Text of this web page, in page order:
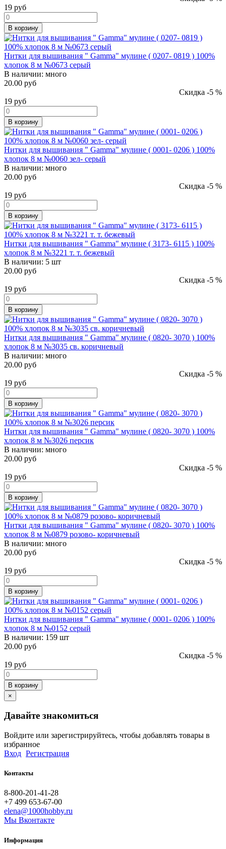
19 руб
В корзину
Нитки для вышивания " Gamma" мулине ( 0207- 0819 ) 100%
хлопок 8 м №0673 серый
В наличии: много
20.00 руб
Скидка -5 %
19 руб
В корзину
Нитки для вышивания " Gamma" мулине ( 0001- 0206 ) 100%
хлопок 8 м №0060 зел- серый
В наличии: много
20.00 руб
Скидка -5 %
19 руб
В корзину
Нитки для вышивания " Gamma" мулине ( 3173- 6115 ) 100%
хлопок 8 м №3221 т. т. бежевый
В наличии: 5 шт
20.00 руб
Скидка -5 %
19 руб
В корзину
Нитки для вышивания " Gamma" мулине ( 0820- 3070 ) 100%
хлопок 8 м №3035 св. коричневый
В наличии: много
20.00 руб
Скидка -5 %
19 руб
В корзину
Нитки для вышивания " Gamma" мулине ( 0820- 3070 ) 100%
хлопок 8 м №3026 персик
В наличии: много
20.00 руб
Скидка -5 %
19 руб
В корзину
Нитки для вышивания " Gamma" мулине ( 0820- 3070 ) 100%
хлопок 8 м №0879 розово- коричневый
В наличии: много
20.00 руб
Скидка -5 %
19 руб
В корзину
Нитки для вышивания " Gamma" мулине ( 0001- 0206 ) 100%
хлопок 8 м №0152 серый
В наличии: 159 шт
20.00 руб
Скидка -5 %
19 руб
В корзину
×
Давайте знакомиться
Войдите или зарегистрируйтесь, чтобы добавлять товары в
избранное
Вход Регистрация
Контакты
8-800-201-41-28
+7 499 653-67-00
elena@1000hobby.ru
Мы Вконтакте
Информация